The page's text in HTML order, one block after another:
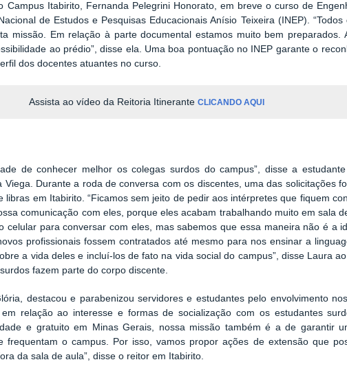
Campus Itabirito, Fernanda Pelegrini Honorato, em breve o curso de
de Estudos e Pesquisas Educacionais Anísio Teixeira (INEP). “Todos
missão. Em relação à parte documental estamos muito bem preparados.
ao prédio”, disse ela. Uma boa pontuação no INEP garante o
dos docentes atuantes no curso.
Assista ao vídeo da Reitoria ItineranteCLICANDO AQUI
de conhecer melhor os colegas surdos do campus”, disse a
Viega. Durante a roda de conversa com os discentes, uma das solicitações
libras em Itabirito. “Ficamos sem jeito de pedir aos intérpretes que fiquem
comunicação com eles, porque eles acabam trabalhando muito em sala
celular para conversar com eles, mas sabemos que essa maneira não é a
profissionais fossem contratados até mesmo para nos ensinar a
a vida deles e incluí-los de fato na vida social do campus”, disse Laura
fazem parte do corpo discente.
destacou e parabenizou servidores e estudantes pelo envolvimento
relação ao interesse e formas de socialização com os estudantes
e gratuito em Minas Gerais, nossa missão também é a de garantir
frequentam o campus. Por isso, vamos propor ações de extensão que
da sala de aula”, disse o reitor em Itabirito.